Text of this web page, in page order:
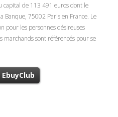
capital de 113 491 euros dont le
Banque, 75002 Paris en France. Le
pour les personnes désireuses
sont référencés pour se